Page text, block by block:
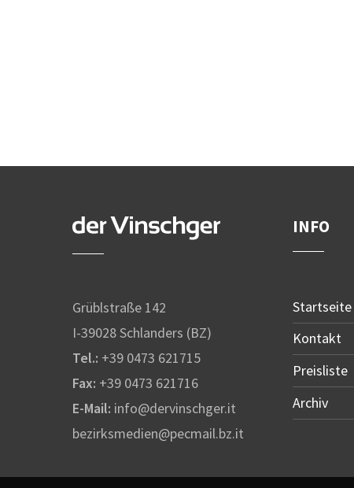
Grüblstraße 142
I-39028 Schlanders (BZ)
Tel.: +39 0473 621715
Fax: +39 0473 621716
E-Mail: info@dervinschger.it
bezirksmedien@pecmail.bz.it
INFO
Startseite
Kontakt
Preisliste
Archiv